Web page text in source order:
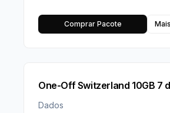
Comprar Pacote
One-Off Switzerland 10GB 7
Dados